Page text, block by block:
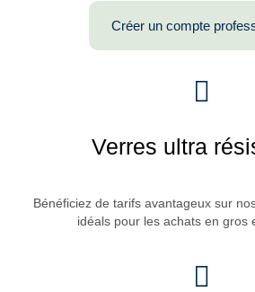
Créer un compte
Verres ultra
Bénéficiez de tarifs avantageux sur
idéals pour les achats en gros